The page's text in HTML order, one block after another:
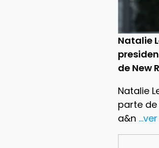
Natalie
de New
Natalie
parte de
a&n